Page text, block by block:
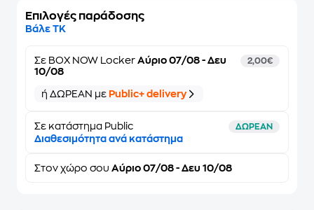
Επιλογές παράδοσης
Βάλε ΤΚ
Σε BOX NOW Locker Αύριο 07/08 - Δευ
10/08
2,00€
ή ΔΩΡΕΑΝ με Public+ delivery
Σε κατάστημα Public ΔΩΡΕΑΝ
Διαθεσιμότητα ανά κατάστημα
Στον χώρο σου Αύριο 07/08 - Δευ 10/08